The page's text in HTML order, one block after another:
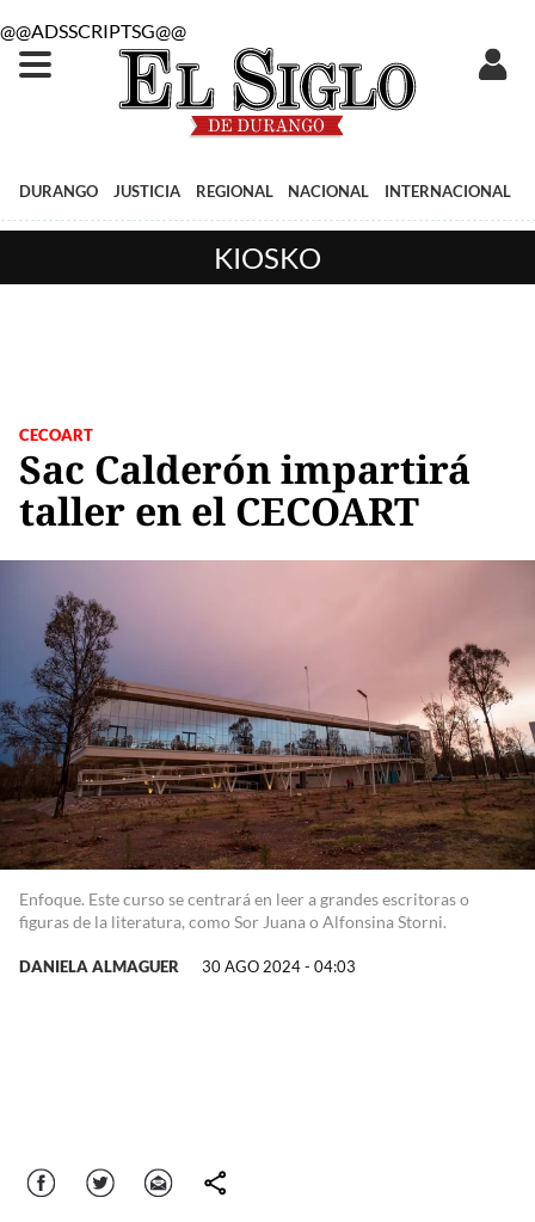
@@ADSSCRIPTSG@@
DURANGO JUSTICIA REGIONAL NACIONAL INTERNACIONAL
KIOSKO
CECOART
Sac Calderón impartirá
taller en el CECOART
Enfoque. Este curso se centrará en leer a grandes escritoras o
figuras de la literatura, como Sor Juana o Alfonsina Storni.
DANIELA ALMAGUER 30 AGO 2024 - 04:03
Facebook Twitter Correo comparte